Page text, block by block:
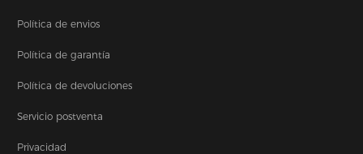
Política de envios
Política de garantía
Política de devoluciones
Servicio postventa
Privacidad